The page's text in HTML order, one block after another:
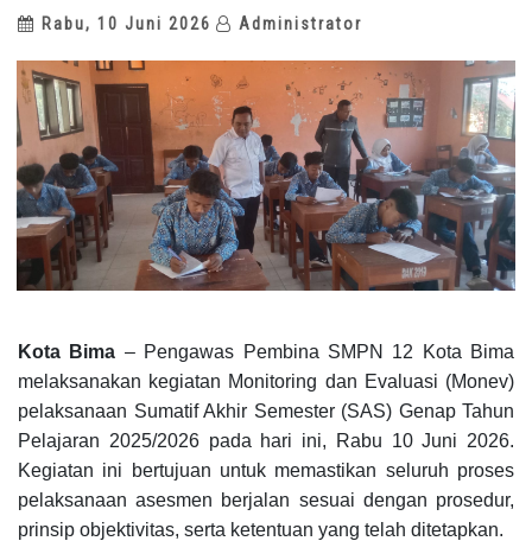
Rabu, 10 Juni 2026 Administrator
Kota Bima – Pengawas Pembina SMPN 12 Kota Bima
melaksanakan kegiatan Monitoring dan Evaluasi (Monev)
pelaksanaan Sumatif Akhir Semester (SAS) Genap Tahun
Pelajaran 2025/2026 pada hari ini, Rabu 10 Juni 2026.
Kegiatan ini bertujuan untuk memastikan seluruh proses
pelaksanaan asesmen berjalan sesuai dengan prosedur,
prinsip objektivitas, serta ketentuan yang telah ditetapkan.